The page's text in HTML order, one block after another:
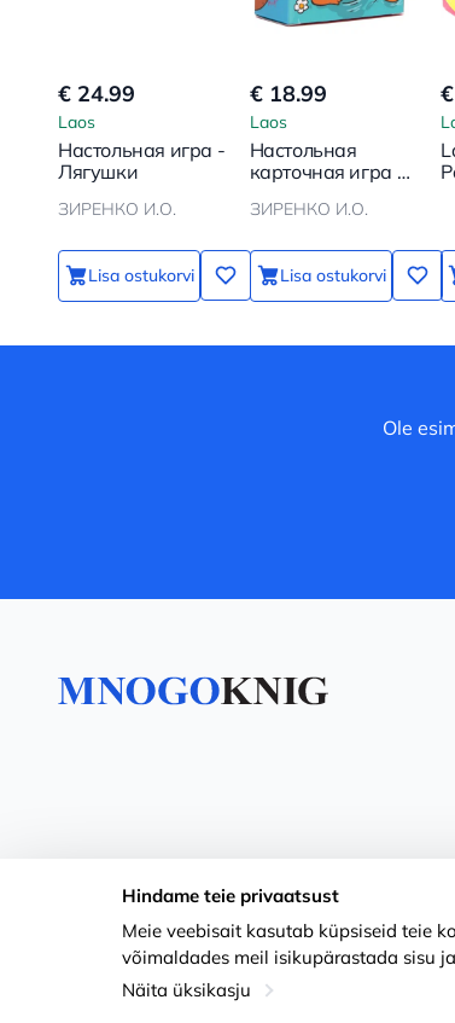
€ 24.99
Laos
Настольная игра -
Лягушки
ЗИРЕНКО И.О.
Lisa ostukorvi
€ 18.99
Laos
Настольная
карточная игра -
Капибара
ЗИРЕНКО И.О.
Lisa ostukorvi
Ole
Hindame teie privaatsust
Meie veebisait kasutab küpsiseid teie
võimaldades meil isikupärastada sisu
Näita üksikasju